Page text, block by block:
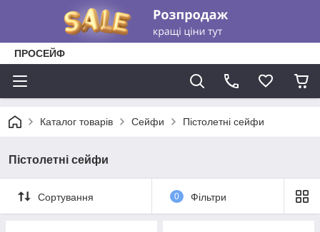
ПРОСЕЙФ
Каталог товарів Сейфи Пістолетні сейфи
Пістолетні сейфи
Сортування 0 Фільтри